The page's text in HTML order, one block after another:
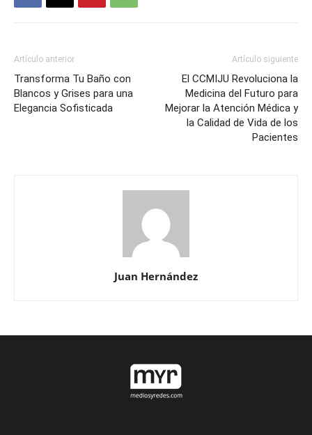
Artículo anterior
Transforma Tu Baño con
Blancos y Grises para una
Elegancia Sofisticada
Artículo siguiente
El CCMIJU Revoluciona la
Medicina del Futuro para
Mejorar la Atención Médica y
la Calidad de Vida de los
Pacientes
Juan Hernández